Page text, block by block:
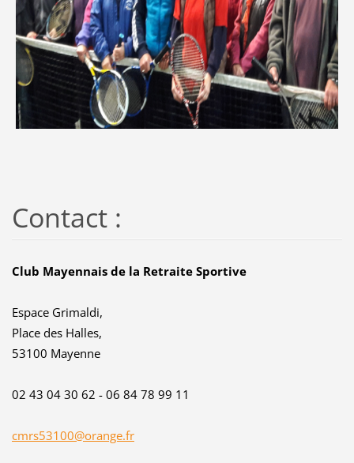
Contact :
Club Mayennais de la Retraite Sportive
Espace Grimaldi,
Place des Halles,
53100 Mayenne
02 43 04 30 62 - 06 84 78 99 11
cmrs53100@orange.fr